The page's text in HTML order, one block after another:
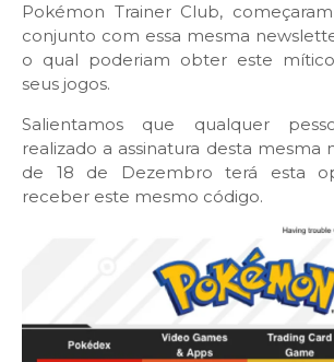
Pokémon Trainer Club,
conjunto com essa mesma
o qual poderiam obter este
seus jogos.
Salientamos que qualquer
realizado a assinatura desta mesma
de 18 de Dezembro terá esta
receber este mesmo código.